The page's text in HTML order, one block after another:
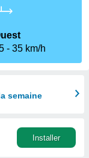
35 km/h
semaine
Installer